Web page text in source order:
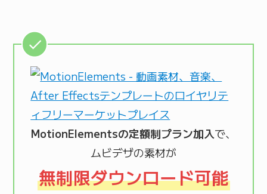
MotionElementsの定額制プラン加入で、
ムビデザの素材が
無制限ダウンロード可能